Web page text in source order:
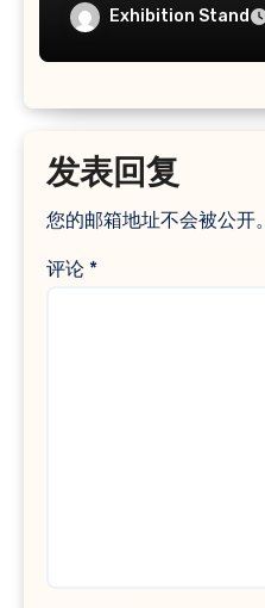
Exhibition Stand
发表回复
您的邮箱地址不会被公开。
评论 *